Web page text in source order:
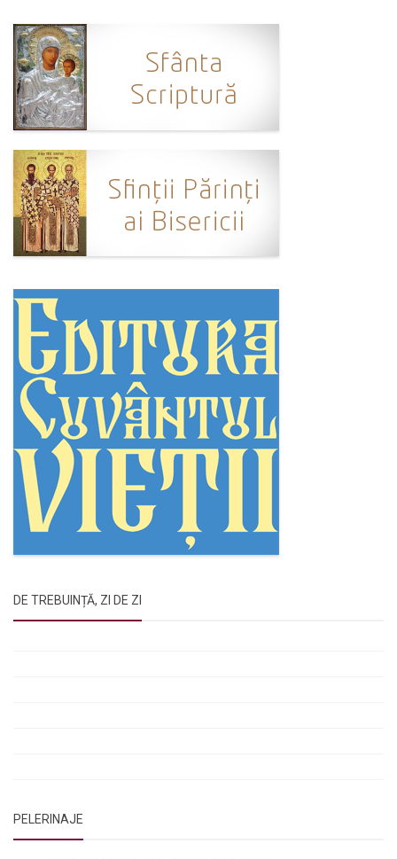
Ortodox în diaspora
Evenimente
Biserici și mănăstiri
Viață curată
Nevoințe contemporane
Familia de azi
Casa curată
Adicții și vindecări
Bucătărie biblică
Interviuri
Puncte de Vedere
DE TREBUINȚĂ, ZI DE ZI
PELERINAJE